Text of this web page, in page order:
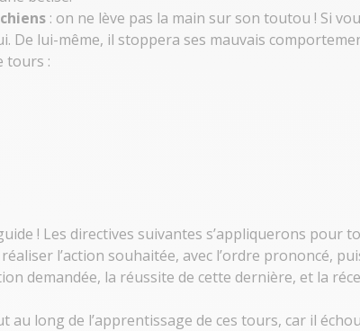
: on ne lève pas la main sur son toutou ! Si
De lui-même, il stoppera ses mauvais
tours :
! Les directives suivantes s’appliquerons pour
l’action souhaitée, avec l’ordre prononcé,
demandée, la réussite de cette dernière, et la
au long de l’apprentissage de ces tours, car il